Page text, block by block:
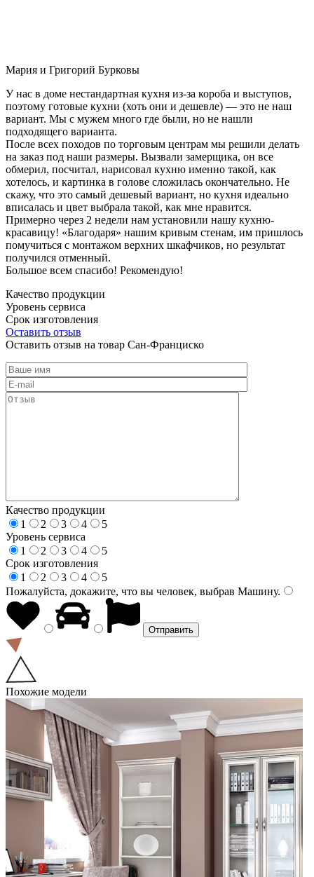
Мария и Григорий Бурковы
У нас в доме нестандартная кухня из-за короба и выступов,
поэтому готовые кухни (хоть они и дешевле) — это не наш
вариант. Мы с мужем много где были, но не нашли
подходящего варианта.
После всех походов по торговым центрам мы решили делать
на заказ под наши размеры. Вызвали замерщика, он все
обмерил, посчитал, нарисовал кухню именно такой, как
хотелось, и картинка в голове сложилась окончательно. Не
скажу, что это самый дешевый вариант, но кухня идеально
вписалась и цвет выбрала такой, как мне нравится.
Примерно через 2 недели нам установили нашу кухню-
красавицу! «Благодаря» нашим кривым стенам, им пришлось
помучиться с монтажом верхних шкафчиков, но результат
получился отменный.
Большое всем спасибо! Рекомендую!
Качество продукции
Уровень сервиса
Срок изготовления
Оставить отзыв
Оставить отзыв на товар Сан-Франциско
Качество продукции
1
2 3 4
5
Уровень сервиса
1
2 3 4
5
Срок изготовления
1
2 3 4
5
Пожалуйста, докажите, что вы человек, выбрав Машину.
Похожие модели